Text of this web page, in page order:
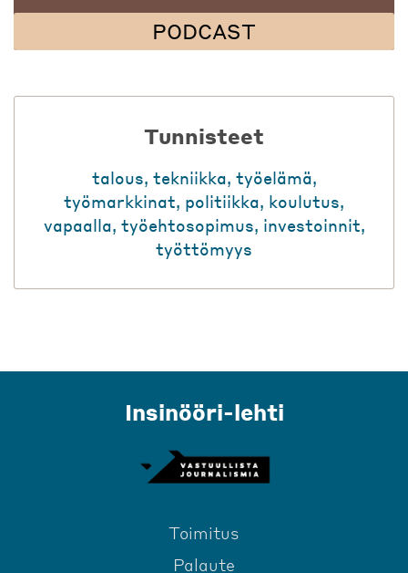
PODCAST
Tunnisteet
talous, tekniikka, työelämä,
työmarkkinat, politiikka, koulutus,
vapaalla, työehtosopimus, investoinnit,
työttömyys
Insinööri-lehti
Toimitus
Palaute